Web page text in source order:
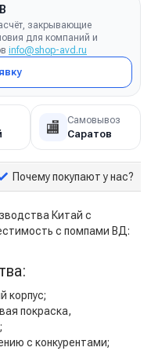
закрывающие
для компаний и
info@shop-avd.ru
🏬 Самовывоз
Саратов
Почему покупают у нас?
Китай с
с помпами ВД:
корпус;
покраска,
с конкурентами;